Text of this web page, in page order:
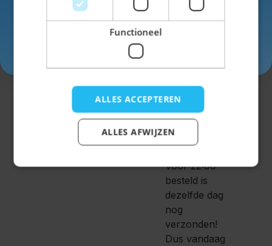
en design.
erfestnuen
enbij het
afrekenen en
krijg10%
korting
Voor 22:00
besteld is
dezelfde dag
nog
verzonden!
Dus vandaag
Functioneel
ALLES ACCEPTEREN
ALLES AFWIJZEN
Inschrijven